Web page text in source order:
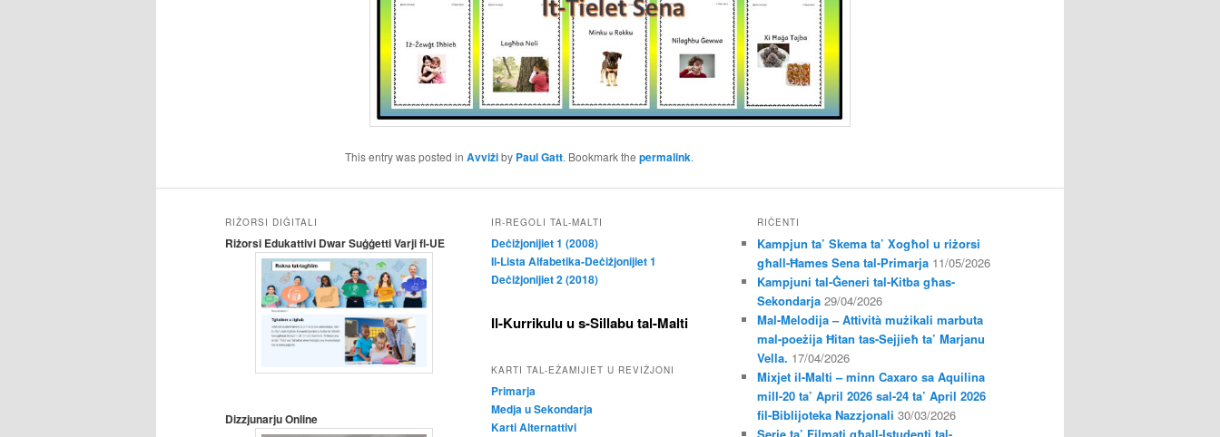
This entry was posted in Avviżiby Paul Gatt. Bookmark the permalink.
RIŻORSI DIĠITALI
Riżorsi Edukattivi Dwar Suġġetti Varji fl-UE
Dizzjunarju Online
IR-REGOLI TAL-MALTI
Deċiżjonijiet 1 (2008)
Il-Lista Alfabetika-Deċiżjonijiet 1
Deċiżjonijiet 2 (2018)
Il-Kurrikulu u s-Sillabu tal-Malti
KARTI TAL-EŻAMIJIET U REVIŻJONI
Primarja
Medja u Sekondarja
Karti Alternattivi
RIĊENTI
Kampjun ta’ Skema ta’ Xogħol u riżorsi
għall-Ħames Sena tal-Primarja 11/05/2026
Kampjuni tal-Ġeneri tal-Kitba għas-
Sekondarja 29/04/2026
Mal-Melodija – Attività mużikali marbuta
mal-poeżija Ħitan tas-Sejjieħ ta’ Marjanu
Vella. 17/04/2026
Mixjet il-Malti – minn Caxaro sa Aquilina
mill-20 ta’ April 2026 sal-24 ta’ April 2026
fil-Biblijoteka Nazzjonali 30/03/2026